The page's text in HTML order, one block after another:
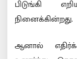
பிடுங்கி
நினைக்கின்றது.
ஆனால்